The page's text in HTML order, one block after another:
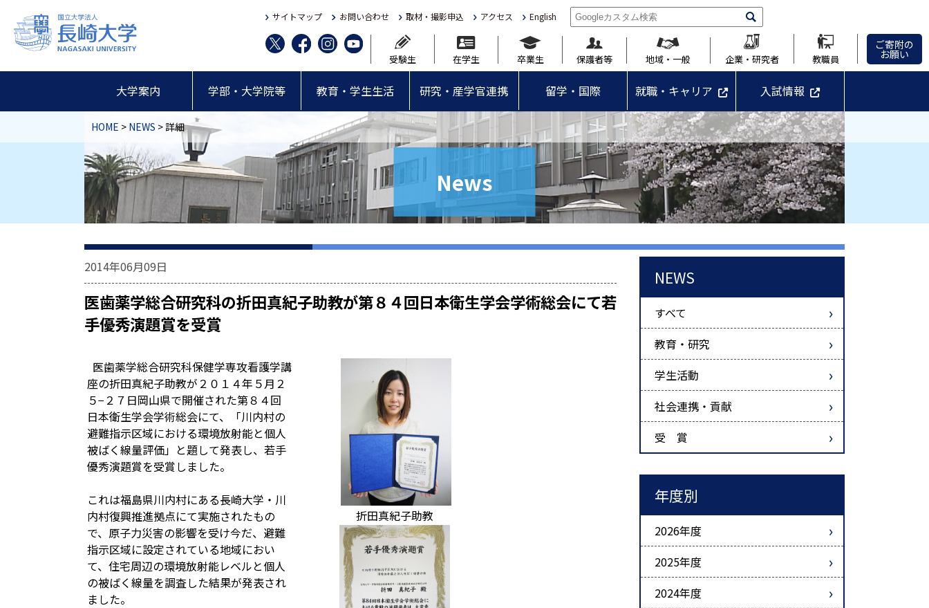
サイトマップ お問い合わせ 取材・撮影申込 アクセス English
受験生 在学生 卒業生 保護者等 地域・一般 企業・研究者 教職員
ご寄附の
お願い
大学案内 学部・大学院等 教育・学生生活 研究・産学官連携 留学・国際 就職・キャリア 入試情報
HOME > NEWS > 詳細
News
2014年06月09日
医歯薬学総合研究科の折田真紀子助教が第８４回日本衛生学会学術総会にて若
手優秀演題賞を受賞
医歯薬学総合研究科保健学専攻看護学講
座の折田真紀子助教が２０１４年５月２
５−２７日岡山県で開催された第８４回
日本衛生学会学術総会にて、「川内村の
避難指示区域における環境放射能と個人
被ばく線量評価」と題して発表し、若手
優秀演題賞を受賞しました。
これは福島県川内村にある長崎大学・川
内村復興推進拠点にて実施されたもの
で、原子力災害の影響を受け今だ、避難
指示区域に設定されている地域におい
て、住宅周辺の環境放射能レベルと個人
の被ばく線量を調査した結果が発表され
ました。
折田真紀子助教
NEWS
すべて
教育・研究
学生活動
社会連携・貢献
受 賞
年度別
2026年度
2025年度
2024年度